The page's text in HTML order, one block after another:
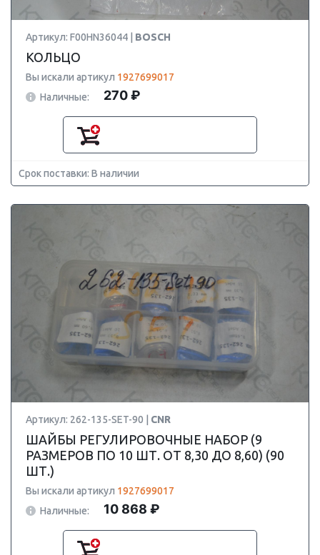
Артикул: F00HN36044 | BOSCH
КОЛЬЦО
Вы искали артикул 1927699017
Наличные:
270 ₽
Срок поставки: В наличии
Артикул: 262-135-SET-90 | CNR
ШАЙБЫ РЕГУЛИРОВОЧНЫЕ НАБОР (9
РАЗМЕРОВ ПО 10 ШТ. ОТ 8,30 ДО 8,60) (90
ШТ.)
Вы искали артикул 1927699017
Наличные:
10 868 ₽